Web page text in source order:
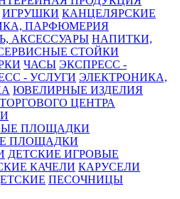
ИГРУШКИ КАНЦЕЛЯРСКИЕ
ПАРФЮМЕРИЯ
АКСЕССУАРЫ НАПИТКИ,
СТОЙКИ
ЧАСЫ ЭКСПРЕСС -
- УСЛУГИ ЭЛЕКТРОНИКА,
ЮВЕЛИРНЫЕ ИЗДЕЛИЯ
ЦЕНТРА
ПЛОЩАДКИ
ДЕТСКИЕ ИГРОВЫЕ
КАЧЕЛИ КАРУСЕЛИ
ПЕСОЧНИЦЫ